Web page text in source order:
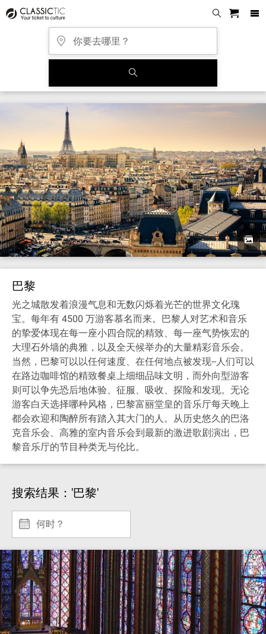
巴黎
光之城散发着浪漫气息和无数闪烁着光芒的世界文化瑰
宝。每年有 4500 万游客慕名而来。巴黎人对艺术和音乐
的挚爱体现在每一座小四合院的精致、每一座气势恢宏的
大理石外墙的典雅，以及全天候举办的大量精彩音乐会。
当然，巴黎可以以任何速度、在任何地点被发现--人们可以
在路边咖啡馆的精致餐桌上细细品味文明，而外向型游客
则可以争先恐后地体验、征服、吸收、探险和发现。无论
游客白天选择哪种风格，巴黎富丽堂皇的音乐厅每天晚上
都会欢迎和陶醉所有踏入其大门的人。从历史悠久的巴洛
克音乐会、高雅的室内音乐会到最新的激进歌剧演出，巴
黎音乐厅的节目种类无与伦比。
搜索结果：'巴黎'
何时？